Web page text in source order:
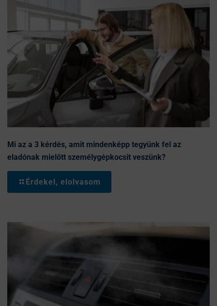
Mi az a 3 kérdés, amit mindenképp tegyünk fel az
eladónak mielőtt személygépkocsit veszünk?
Érdekel, elolvasom